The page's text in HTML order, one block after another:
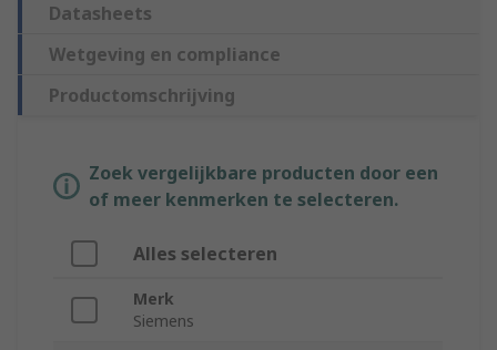
Datasheets
Wetgeving en compliance
Productomschrijving
Zoek vergelijkbare producten door een
of meer kenmerken te selecteren.
Alles selecteren
Merk
Siemens